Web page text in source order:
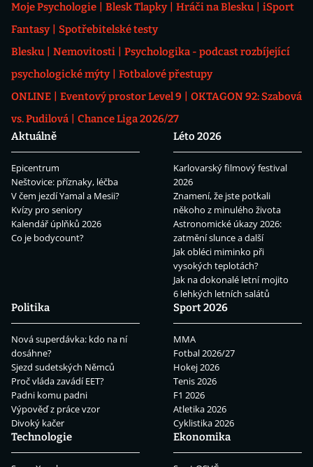
Moje Psychologie Blesk Tlapky Hráči na Blesku
iSport
Fantasy
Spotřebitelské testy
Blesku
Nemovitosti
Psychologika - podcast rozbíjející
psychologické mýty
Fotbalové přestupy
ONLINE
Eventový prostor Level 9
OKTAGON 92: Szabová
vs. Pudilová
Chance Liga 2026/27
Aktuálně
Epicentrum
Neštovice: příznaky, léčba
V čem jezdí Yamal a Mesii?
Kvízy pro seniory
Kalendář úplňků 2026
Co je bodycount?
Léto 2026
Karlovarský filmový festival
2026
Znamení, že jste potkali
někoho z minulého života
Astronomické úkazy 2026:
zatmění slunce a další
Jak obléci miminko při
vysokých teplotách?
Jak na dokonalé letní mojito
6 lehkých letních salátů
Politika
Nová superdávka: kdo na ní
dosáhne?
Sjezd sudetských Němců
Proč vláda zavádí EET?
Padni komu padni
Výpověď z práce vzor
Divoký kačer
Sport 2026
MMA
Fotbal 2026/27
Hokej 2026
Tenis 2026
F1 2026
Atletika 2026
Cyklistika 2026
Technologie
Ekonomika